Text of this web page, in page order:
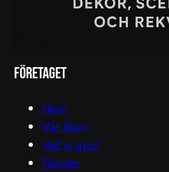
företaget
Hem
Vår Story
Vad vi gjort
Tjänster